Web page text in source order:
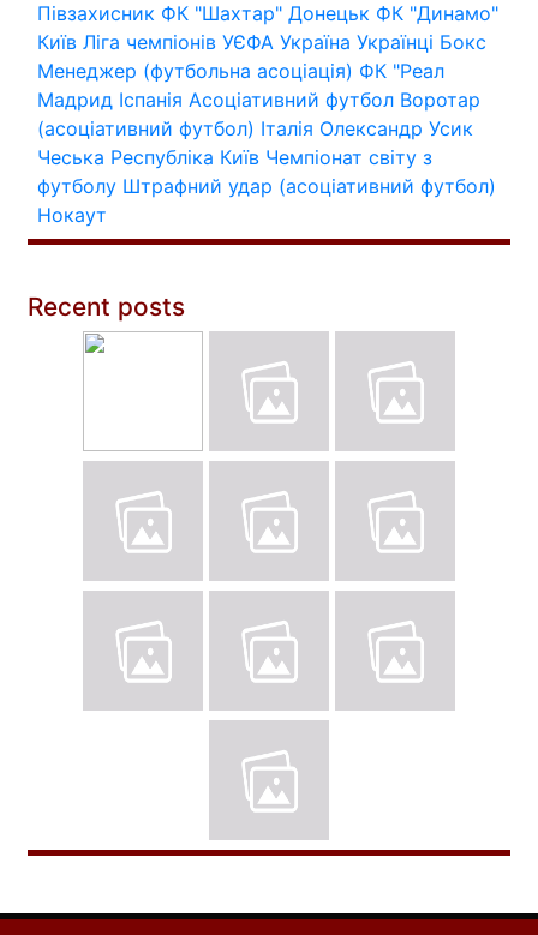
Півзахисник ФК "Шахтар" Донецьк ФК "Динамо"
Київ Ліга чемпіонів УЄФА Україна Українці Бокс
Менеджер (футбольна асоціація) ФК "Реал
Мадрид Іспанія Асоціативний футбол Воротар
(асоціативний футбол) Італія Олександр Усик
Чеська Республіка Київ Чемпіонат світу з
футболу Штрафний удар (асоціативний футбол)
Нокаут
Recent posts